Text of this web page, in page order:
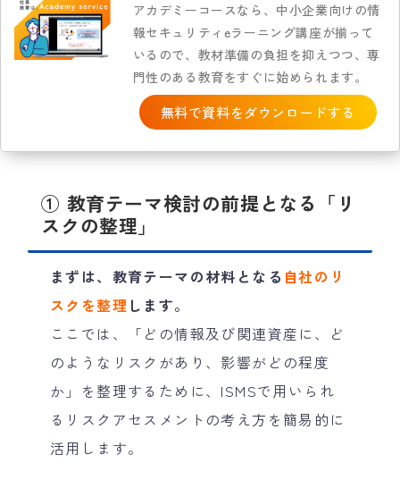
アカデミーコースなら、中小企業向けの情
報セキュリティeラーニング講座が揃って
いるので、教材準備の負担を抑えつつ、専
門性のある教育をすぐに始められます。
無料で資料をダウンロードする
① 教育テーマ検討の前提となる「リ
スクの整理」
まずは、教育テーマの材料となる 自社のリ
スクを整理 します。
ここでは、「どの情報及び関連資産に、ど
のようなリスクがあり、影響がどの程度
か」を整理するために、ISMSで用いられ
るリスクアセスメントの考え方を簡易的に
活用します。